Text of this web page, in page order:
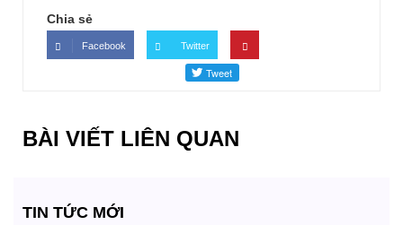
Chia sẻ
Facebook Twitter
BÀI VIẾT LIÊN QUAN
TIN TỨC MỚI